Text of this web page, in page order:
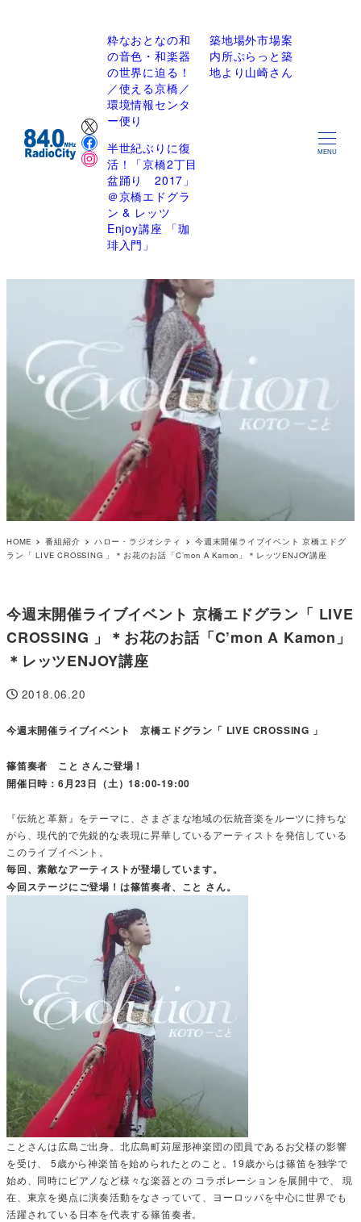
X
Facebook
Instagram
粋なおとなの和
の音色・和楽器
の世界に迫る！
／使える京橋／
環境情報センタ
ー便り
築地場外市場案
内所ぷらっと築
地より山崎さん
半世紀ぶりに復
活！「京橋2丁目
盆踊り 2017」
＠京橋エドグラ
ン & レッツ
Enjoy講座 「珈
琲入門」
MENU
HOME 番組紹介 ハロー・ラジオシティ
今週末開催ライブイベント 京橋エドグ
ラン「 LIVE CROSSING 」＊お花のお話「C’mon A Kamon」＊レッツENJOY講座
今週末開催ライブイベント 京橋エドグラン「 LIVE
CROSSING 」＊お花のお話「C’mon A Kamon」
＊レッツENJOY講座
投稿日
2018.06.20
今週末開催ライブイベント 京橋エドグラン「 LIVE CROSSING 」
篠笛奏者 こと さんご登場！
開催日時：6月23日（土）18:00‐19:00
『伝統と革新』をテーマに、さまざまな地域の伝統音楽をルーツに持ちな
がら、現代的で先鋭的な表現に昇華しているアーティストを発信している
このライブイベント。
毎回、素敵なアーティストが登場しています。
今回ステージにご登場！は篠笛奏者、こと さん。
ことさんは広島ご出身。北広島町苅屋形神楽団の団員であるお父様の影響
を受け、 5歳から神楽笛を始められたとのこと。19歳からは篠笛を独学で
始め、同時にピアノなど様々な楽器との コラボレーションを展開中で、 現
在、東京を拠点に演奏活動をなさっていて、ヨーロッパを中心に世界でも
活躍されている日本を代表する篠笛奏者。